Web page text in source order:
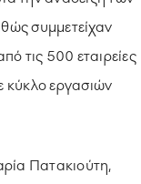
συμμετείχαν
τις 500 εταιρείες
κύκλο εργασιών
Πατακιούτη,